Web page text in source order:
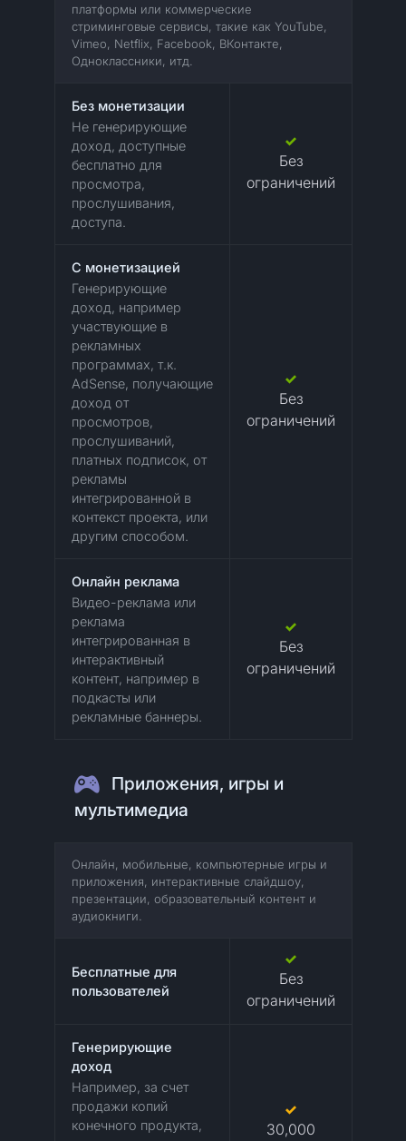
платформы или коммерческие
стриминговые сервисы, такие как YouTube,
Vimeo, Netflix, Facebook, ВКонтакте,
Одноклассники, итд.
Без монетизации
Не генерирующие
доход, доступные
бесплатно для
просмотра,
прослушивания,
доступа.
Без
ограничений
C монетизацией
Генерирующие
доход, например
участвующие в
рекламных
программах, т.к.
AdSense, получающие
доход от
просмотров,
прослушиваний,
платных подписок, от
рекламы
интегрированной в
контекст проекта, или
другим способом.
Без
ограничений
Онлайн реклама
Видео-реклама или
реклама
интегрированная в
интерактивный
контент, например в
подкасты или
рекламные баннеры.
Без
ограничений
Приложения, игры и
мультимедиа
Онлайн, мобильные, компьютерные игры и
приложения, интерактивные слайдшоу,
презентации, образовательный контент и
аудиокниги.
Бесплатные для
пользователей
Без
ограничений
Генерирующие
доход
Например, за счет
продажи копий
конечного продукта,
30,000